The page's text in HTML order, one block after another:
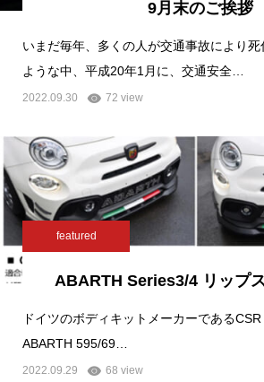
9月末のご挨拶
いまだ毎年、多くの人が交通事故により
ような中、平成20年1月に、交通安全…
2022.09.30 72 view
featured
ABARTH Series3/4 リップ
ドイツのボディキットメーカーである
ABARTH 595/69…
2022.09.29 68 view